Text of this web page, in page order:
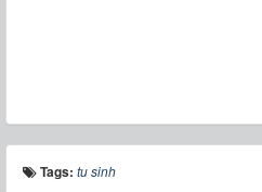
Tags: tu sinh